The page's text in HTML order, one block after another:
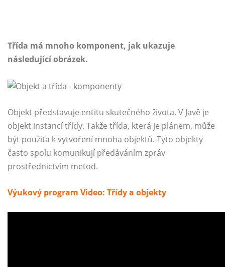
Třída má mnoho komponent, jak ukazuje
následující obrázek.
Objekt představuje entitu skutečného života. V Javě je
objekt instancí třídy. Takže třída, která je plánem, může
být použita k vytvoření mnoha objektů. Tyto objekty
často spolu komunikují předáváním zpráv
prostřednictvím metod.
Výukový program Video: Třídy a objekty